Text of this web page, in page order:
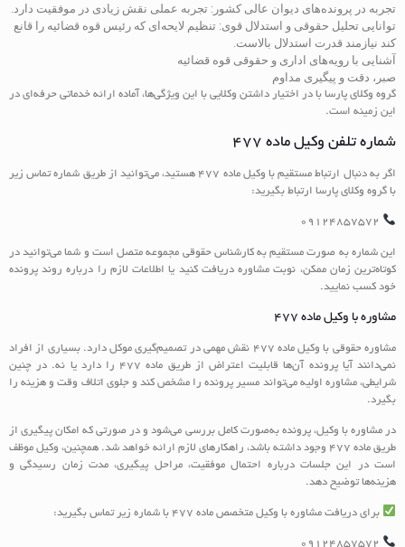
تجربه در پرونده‌های دیوان عالی کشور: تجربه عملی نقش زیادی در موفقیت دارد.
توانایی تحلیل حقوقی و استدلال قوی: تنظیم لایحه‌ای که رئیس قوه قضائیه را قانع
کند نیازمند قدرت استدلال بالاست.
آشنایی با رویه‌های اداری و حقوقی قوه قضائیه
صبر، دقت و پیگیری مداوم
گروه وکلای پارسا با در اختیار داشتن وکلایی با این ویژگی‌ها، آماده ارائه خدماتی حرفه‌ای در
این زمینه است.
شماره تلفن وکیل ماده ۴۷۷
اگر به دنبال ارتباط مستقیم با وکیل ماده ۴۷۷ هستید، می‌توانید از طریق شماره تماس زیر
با گروه وکلای پارسا ارتباط بگیرید:
این شماره به صورت مستقیم به کارشناس حقوقی مجموعه متصل است و شما می‌توانید در
کوتاه‌ترین زمان ممکن، نوبت مشاوره دریافت کنید یا اطلاعات لازم را درباره روند پرونده
خود کسب نمایید.
مشاوره با وکیل ماده ۴۷۷
مشاوره حقوقی با وکیل ماده ۴۷۷ نقش مهمی در تصمیم‌گیری موکل دارد. بسیاری از افراد
نمی‌دانند آیا پرونده آن‌ها قابلیت اعتراض از طریق ماده ۴۷۷ را دارد یا نه. در چنین
شرایطی، مشاوره اولیه می‌تواند مسیر پرونده را مشخص کند و جلوی اتلاف وقت و هزینه را
بگیرد.
در مشاوره با وکیل، پرونده به‌صورت کامل بررسی می‌شود و در صورتی که امکان پیگیری از
طریق ماده ۴۷۷ وجود داشته باشد، راهکارهای لازم ارائه خواهد شد. همچنین، وکیل موظف
است در این جلسات درباره احتمال موفقیت، مراحل پیگیری، مدت زمان رسیدگی و
هزینه‌ها توضیح دهد.
برای دریافت مشاوره با وکیل متخصص ماده ۴۷۷ با شماره زیر تماس بگیرید: